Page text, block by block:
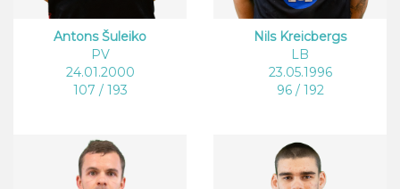
Antons Šuleiko
PV
24.01.2000
107 / 193
Nils Kreicbergs
LB
23.05.1996
96 / 192